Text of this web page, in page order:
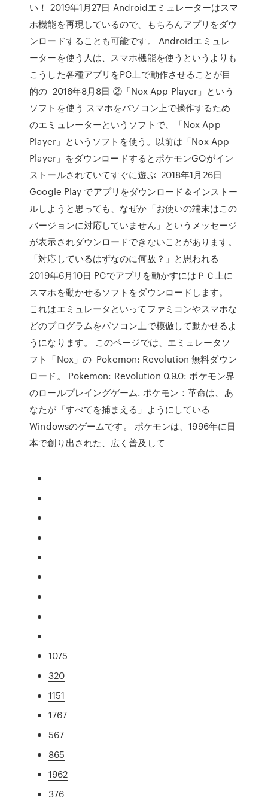
い！ 2019年1月27日 Androidエミュレーターはスマ
ホ機能を再現しているので、もちろんアプリをダウ
ンロードすることも可能です。 Androidエミュレ
ーターを使う人は、スマホ機能を使うというよりも
こうした各種アプリをPC上で動作させることが目
的の 2016年8月8日 ②「Nox App Player」という
ソフトを使う スマホをパソコン上で操作するため
のエミュレーターというソフトで、「Nox App
Player」というソフトを使う。以前は「Nox App
Player」をダウンロードするとポケモンGOがイン
ストールされていてすぐに遊ぶ 2018年1月26日
Google Play でアプリをダウンロード＆インストー
ルしようと思っても、なぜか「お使いの端末はこの
バージョンに対応していません」というメッセージ
が表示されダウンロードできないことがあります。
「対応しているはずなのに何故？」と思われる
2019年6月10日 PCでアプリを動かすにはＰＣ上に
スマホを動かせるソフトをダウンロードします。
これはエミュレータといってファミコンやスマホな
どのプログラムをパソコン上で模倣して動かせるよ
うになります。 このページでは、エミュレータソ
フト「Nox」の Pokemon: Revolution 無料ダウン
ロード。 Pokemon: Revolution 0.9.0: ポケモン界
のロールプレイングゲーム. ポケモン：革命は、あ
なたが「すべてを捕まえる」ようにしている
Windowsのゲームです。 ポケモンは、1996年に日
本で創り出された、広く普及して
1075
320
1151
1767
567
865
1962
376